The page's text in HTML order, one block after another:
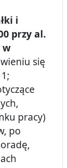
i
przy al.
w
się
pracy)
po